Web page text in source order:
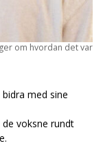
om hvordan det var
med sine
voksne rundt